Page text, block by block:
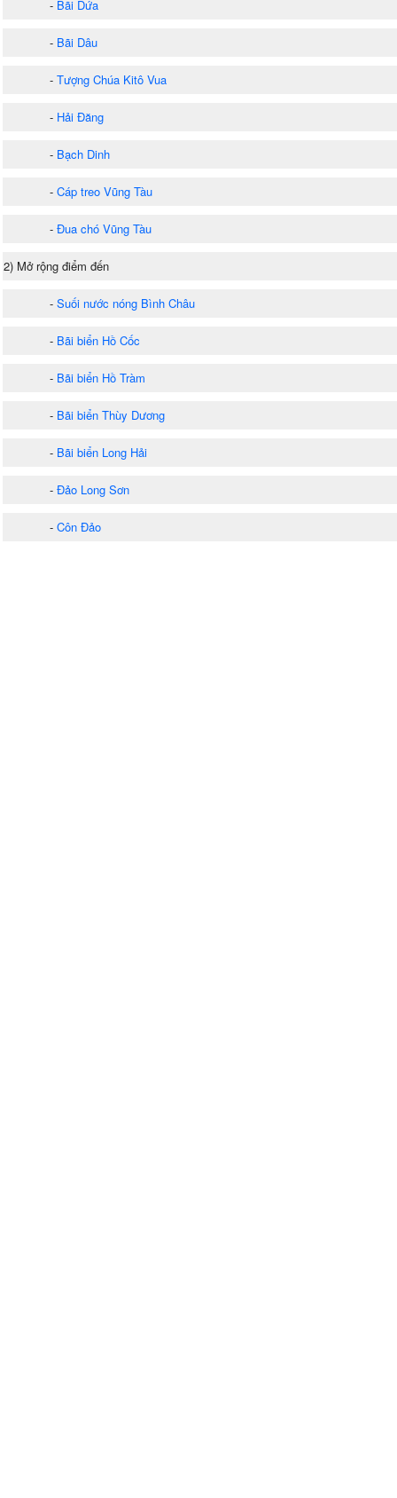
- Bãi Dứa
- Bãi Dâu
- Tượng Chúa Kitô Vua
- Hải Đăng
- Bạch Dinh
- Cáp treo Vũng Tàu
- Đua chó Vũng Tàu
2) Mở rộng điểm đến
- Suối nước nóng Bình Châu
- Bãi biển Hồ Cốc
- Bãi biển Hồ Tràm
- Bãi biển Thùy Dương
- Bãi biển Long Hải
- Đảo Long Sơn
- Côn Đảo